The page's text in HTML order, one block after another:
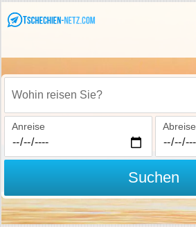
Wohin reisen Sie?
Anreise Abreise
Suchen